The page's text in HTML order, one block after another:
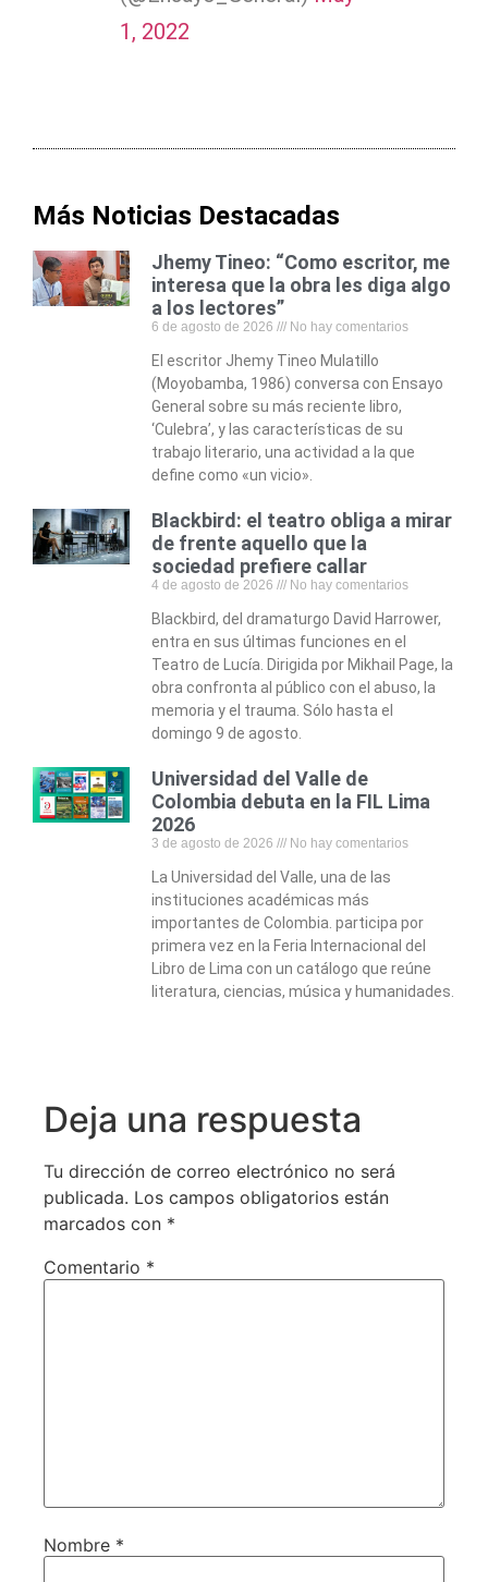
1, 2022
Más Noticias Destacadas
Jhemy Tineo: “Como escritor, me
interesa que la obra les diga algo
a los lectores”
6 de agosto de 2026 No hay comentarios
El escritor Jhemy Tineo Mulatillo
(Moyobamba, 1986) conversa con Ensayo
General sobre su más reciente libro,
‘Culebra’, y las características de su
trabajo literario, una actividad a la que
define como «un vicio».
Blackbird: el teatro obliga a mirar
de frente aquello que la
sociedad prefiere callar
4 de agosto de 2026 No hay comentarios
Blackbird, del dramaturgo David Harrower,
entra en sus últimas funciones en el
Teatro de Lucía. Dirigida por Mikhail Page, la
obra confronta al público con el abuso, la
memoria y el trauma. Sólo hasta el
domingo 9 de agosto.
Universidad del Valle de
Colombia debuta en la FIL Lima
2026
3 de agosto de 2026 No hay comentarios
La Universidad del Valle, una de las
instituciones académicas más
importantes de Colombia. participa por
primera vez en la Feria Internacional del
Libro de Lima con un catálogo que reúne
literatura, ciencias, música y humanidades.
Deja una respuesta
Tu dirección de correo electrónico no será
publicada. Los campos obligatorios están
marcados con *
Comentario *
Nombre *